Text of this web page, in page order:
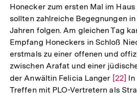
Honecker zum ersten Mal im Haus
sollten zahlreiche Begegnungen
Jahren folgen. Am gleichen Tag
Empfang Honeckers in Schloß
erstmals zu einer offenen und
zwischen Arafat und einer
der Anwältin Felicia Langer Zur
[22]
Treffen mit PLO-Vertretern als